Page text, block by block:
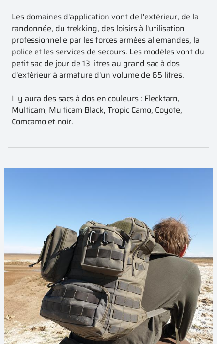
Les domaines d'application vont de l'extérieur, de la
randonnée, du trekking, des loisirs à l'utilisation
professionnelle par les forces armées allemandes, la
police et les services de secours. Les modèles vont du
petit sac de jour de 13 litres au grand sac à dos
d'extérieur à armature d'un volume de 65 litres.
Il y aura des sacs à dos en couleurs : Flecktarn,
Multicam, Multicam Black, Tropic Camo, Coyote,
Comcamo et noir.